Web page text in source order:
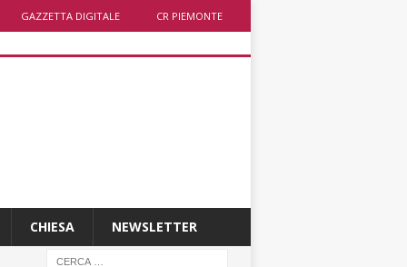
GAZZETTA DIGITALE CR PIEMONTE
CHIESA NEWSLETTER